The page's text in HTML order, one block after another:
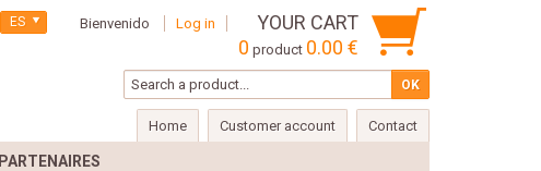
Bienvenido Log in
YOUR CART
0 product 0.00 €
ES
Home Customer account Contact
PARTENAIRES